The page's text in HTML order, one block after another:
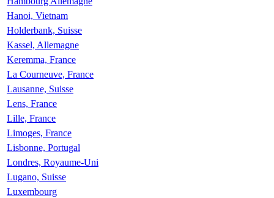
Hanoi, Vietnam
Holderbank, Suisse
Kassel, Allemagne
Keremma, France
La Courneuve, France
Lausanne, Suisse
Lens, France
Lille, France
Limoges, France
Lisbonne, Portugal
Londres, Royaume-Uni
Lugano, Suisse
Luxembourg